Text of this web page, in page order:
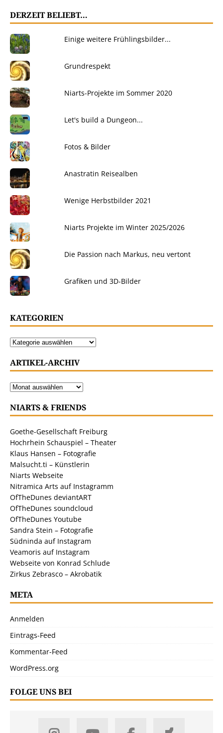
DERZEIT BELIEBT…
Einige weitere Frühlingsbilder...
Grundrespekt
Niarts-Projekte im Sommer 2020
Let's build a Dungeon...
Fotos & Bilder
Anastratin Reisealben
Wenige Herbstbilder 2021
Niarts Projekte im Winter 2025/2026
Die Passion nach Markus, neu vertont
Grafiken und 3D-Bilder
KATEGORIEN
ARTIKEL-ARCHIV
NIARTS & FRIENDS
Goethe-Gesellschaft Freiburg
Hochrhein Schauspiel – Theater
Klaus Hansen – Fotografie
Malsucht.ti – Künstlerin
Niarts Webseite
Nitramica Arts auf Instagramm
OfTheDunes deviantART
OfTheDunes soundcloud
OfTheDunes Youtube
Sandra Stein – Fotografie
Südninda auf Instagram
Veamoris auf Instagram
Webseite von Konrad Schlude
Zirkus Zebrasco – Akrobatik
META
Anmelden
Eintrags-Feed
Kommentar-Feed
WordPress.org
FOLGE UNS BEI